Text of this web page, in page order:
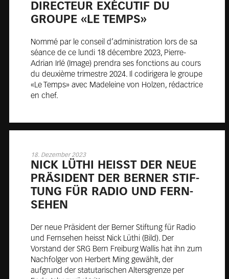
DI­REC­TEUR EXÉ­CU­TIF DU
GROUPE «LE TEMPS»
Nommé par le conseil d’administration lors de sa
séance de ce lundi 18 décembre 2023, Pierre-
Adrian Irlé (Image) prendra ses fonctions au cours
du deuxième trimestre 2024. Il codirigera le groupe
«Le Temps» avec Madeleine von Holzen, rédactrice
en chef.
18. Dezember 2023
NICK LÜ­THI HEISST DER NEUE
PRÄ­SI­DENT DER BER­NER STIF­
TUNG FÜR RA­DIO UND FERN­
SE­HEN
Der neue Präsident der Berner Stiftung für Radio
und Fernsehen heisst Nick Lüthi (Bild). Der
Vorstand der SRG Bern Freiburg Wallis hat ihn zum
Nachfolger von Herbert Ming gewählt, der
aufgrund der statutarischen Altersgrenze per